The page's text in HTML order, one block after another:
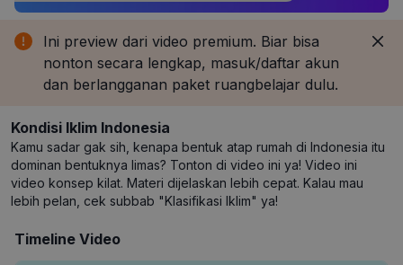
Ini preview dari video premium. Biar bisa
nonton secara lengkap, masuk/daftar akun
dan berlangganan paket ruangbelajar dulu.
Kondisi Iklim Indonesia
Kamu sadar gak sih, kenapa bentuk atap rumah di Indonesia itu
dominan bentuknya limas? Tonton di video ini ya! Video ini
video konsep kilat. Materi dijelaskan lebih cepat. Kalau mau
lebih pelan, cek subbab "Klasifikasi Iklim" ya!
Timeline Video